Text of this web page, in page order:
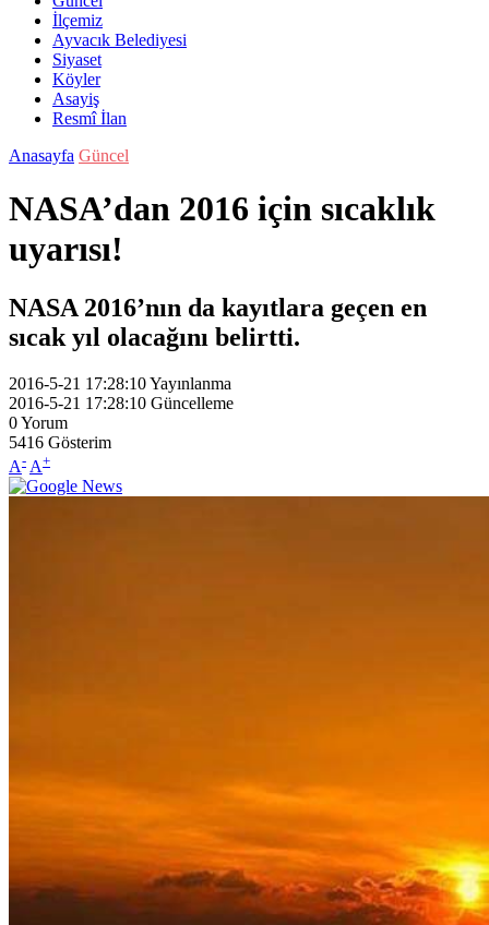
İlçemiz
Ayvacık Belediyesi
Siyaset
Köyler
Asayiş
Resmî İlan
Anasayfa Güncel
NASA’dan 2016 için sıcaklık
uyarısı!
NASA 2016’nın da kayıtlara geçen en
sıcak yıl olacağını belirtti.
2016-5-21 17:28:10Yayınlanma
2016-5-21 17:28:10 Güncelleme
0Yorum
5416 Gösterim
A- A+